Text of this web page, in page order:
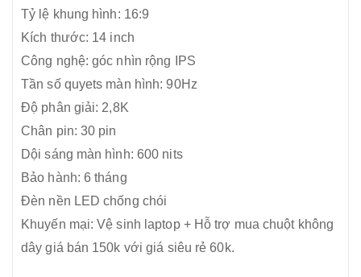
Tỷ lệ khung hình: 16:9
Kích thước: 14 inch
Công nghệ: góc nhìn rộng IPS
Tần số quyets màn hình: 90Hz
​Độ phân giải: 2,8K
Chân pin: 30 pin
Dội sáng màn hình: 600 nits
Bảo hành: 6 tháng
Đèn nền LED chống chói
Khuyến mại: Vệ sinh laptop + Hỗ trợ mua chuột không
dây giá bán 150k với giá siêu rẻ 60k.